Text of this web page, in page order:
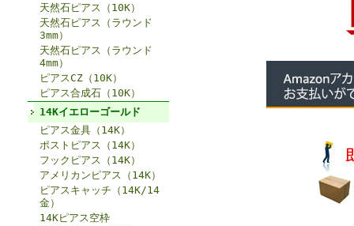
天然石ピアス（10K）
天然石ピアス（ラウンド
3mm）
天然石ピアス（ラウンド
4mm）
ピアスCZ（10K）
ピアス合成石（10K）
14Kイエローゴールド
ピアス金具（14K）
ポストピアス（14K）
フックピアス（14K）
アメリカンピアス（14K）
ピアスキャッチ（14K/14
金）
14Kピアス空枠